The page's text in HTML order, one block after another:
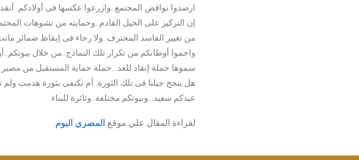
ارصدوا نواقص المجتمع..وازرعوا عكسها فى
إن التركيز على الجيل القادم..وحمايته من تشوهات
من تغيير الفاسد المحترف..ولا رجاء فى إيقاظ ضمائر
واحموا أوطانكم من تكرار تلك النماذج..من خلال
سموها حملة إنقاذ للغد…حملة حماية المستقبل من مصير
هل ينجح جيلنا فى تلك الثورة..أم نكتفى بثورة هدمت ولم
عيدكم سعيد…وبيوتكم مختلفة..وثائرة للبناء.
لقراءة المقال علي موقع المصري اليوم